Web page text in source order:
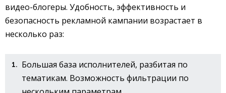
видео-блогеры. Удобность, эффективность и
безопасность рекламной кампании возрастает в
несколько раз:
Большая база исполнителей, разбитая по
тематикам. Возможность фильтрации по